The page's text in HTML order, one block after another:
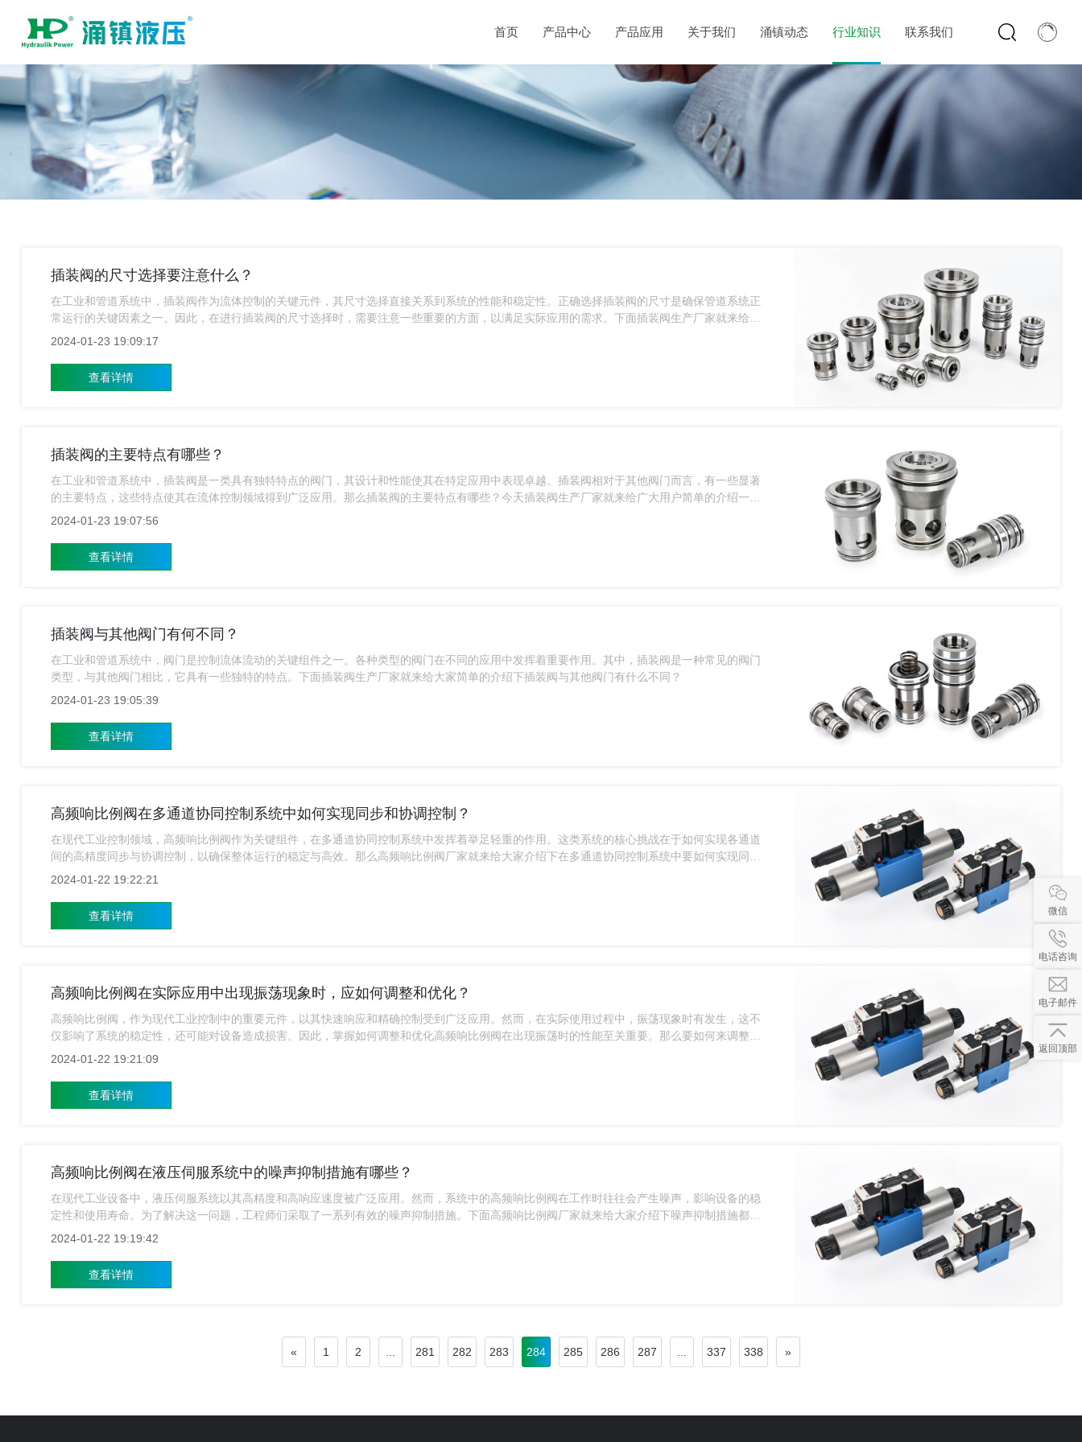
首页 产品中心 产品应用 关于我们 涌镇动态 行业知识 联系我们
插装阀的尺寸选择要注意什么？
在工业和管道系统中，插装阀作为流体控制的关键元件，其尺寸选择直接关系到系统的性能和稳定性。正确选择插装阀的尺寸是确保管道系统正
常运行的关键因素之一。因此，在进行插装阀的尺寸选择时，需要注意一些重要的方面，以满足实际应用的需求。下面插装阀生产厂家就来给大
家介绍下插装阀的尺寸选择要注意什么？
2024-01-23 19:09:17
查看详情
插装阀的主要特点有哪些？
在工业和管道系统中，插装阀是一类具有独特特点的阀门，其设计和性能使其在特定应用中表现卓越。插装阀相对于其他阀门而言，有一些显著
的主要特点，这些特点使其在流体控制领域得到广泛应用。那么插装阀的主要特点有哪些？今天插装阀生产厂家就来给广大用户简单的介绍一
下。
2024-01-23 19:07:56
查看详情
插装阀与其他阀门有何不同？
在工业和管道系统中，阀门是控制流体流动的关键组件之一。各种类型的阀门在不同的应用中发挥着重要作用。其中，插装阀是一种常见的阀门
类型，与其他阀门相比，它具有一些独特的特点。下面插装阀生产厂家就来给大家简单的介绍下插装阀与其他阀门有什么不同？
2024-01-23 19:05:39
查看详情
高频响比例阀在多通道协同控制系统中如何实现同步和协调控制？
在现代工业控制领域，高频响比例阀作为关键组件，在多通道协同控制系统中发挥着举足轻重的作用。这类系统的核心挑战在于如何实现各通道
间的高精度同步与协调控制，以确保整体运行的稳定与高效。那么高频响比例阀厂家就来给大家介绍下在多通道协同控制系统中要如何实现同步
和协调控制？
2024-01-22 19:22:21
查看详情
高频响比例阀在实际应用中出现振荡现象时，应如何调整和优化？
高频响比例阀，作为现代工业控制中的重要元件，以其快速响应和精确控制受到广泛应用。然而，在实际使用过程中，振荡现象时有发生，这不
仅影响了系统的稳定性，还可能对设备造成损害。因此，掌握如何调整和优化高频响比例阀在出现振荡时的性能至关重要。那么要如何来调整和
优化呢？今天高频响比例阀厂家就来给大家简单的介绍一下。
2024-01-22 19:21:09
查看详情
高频响比例阀在液压伺服系统中的噪声抑制措施有哪些？
在现代工业设备中，液压伺服系统以其高精度和高响应速度被广泛应用。然而，系统中的高频响比例阀在工作时往往会产生噪声，影响设备的稳
定性和使用寿命。为了解决这一问题，工程师们采取了一系列有效的噪声抑制措施。下面高频响比例阀厂家就来给大家介绍下噪声抑制措施都有
哪些？
2024-01-22 19:19:42
查看详情
« 1 2 281 282 283 284 285 286 287 337 338 »
微信
电话咨询
电子邮件
返回顶部